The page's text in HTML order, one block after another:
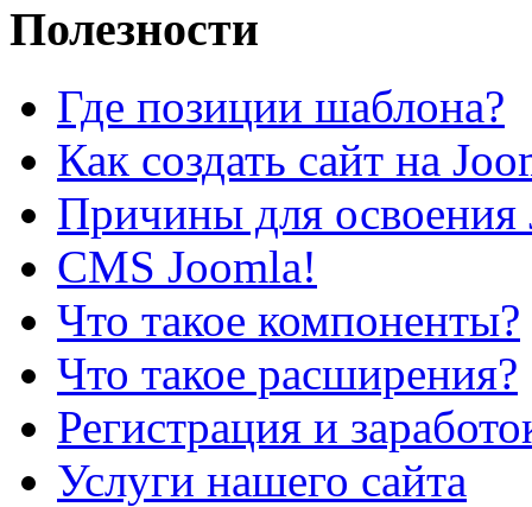
Полезности
Где позиции шаблона?
Как создать сайт на
Причины для освоения
CMS Joomla!
Что такое компоненты?
Что такое расширения?
Регистрация и
Услуги нашего сайта